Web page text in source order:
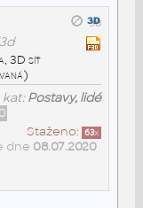
3D síť
kat:Postavy, lidé
Staženo: 63x
dne 08.07.2020